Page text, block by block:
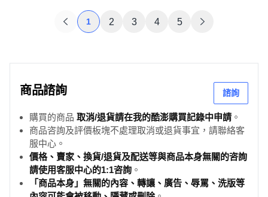
1 2 3 4 5
商品諮詢 諮詢
購買的商品 取消/退貨請在我的酷澎購買記錄中申請 。
商品咨詢及評價板塊不處理取消或退貨事宜，請聯絡客
服中心。
價格、賣家、換貨/退貨及配送等與商品本身無關的咨詢
請使用客服中心的1:1咨詢 。
「商品本身」無關的內容、轉讓、廣告、辱罵、洗版等